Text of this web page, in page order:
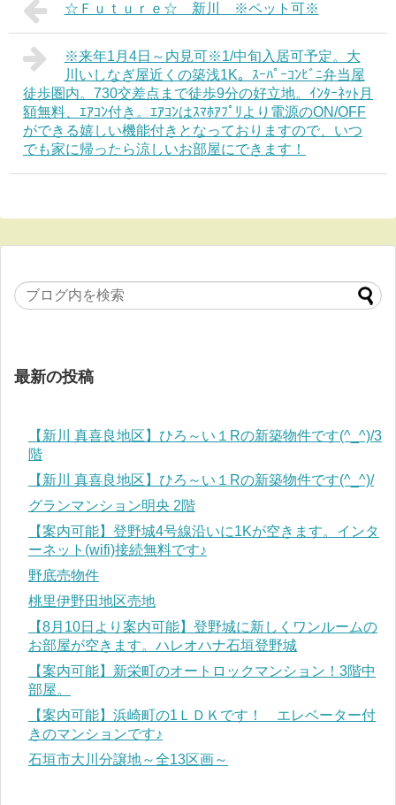
☆Ｆｕｔｕｒｅ☆ 新川 ※ペット可※
※来年1月4日～内見可※1/中旬入居可予定。大
川いしなぎ屋近くの築浅1K。ｽｰﾊﾟｰｺﾝﾋﾞﾆ弁当屋
徒歩圏内。730交差点まで徒歩9分の好立地。ｲﾝﾀｰﾈｯﾄ月
額無料、ｴｱｺﾝ付き。ｴｱｺﾝはｽﾏﾎｱﾌﾟﾘより電源のON/OFF
ができる嬉しい機能付きとなっておりますので、いつ
でも家に帰ったら涼しいお部屋にできます！
最新の投稿
【新川 真喜良地区】ひろ～い１Rの新築物件です(^_^)/3
階
【新川 真喜良地区】ひろ～い１Rの新築物件です(^_^)/
グランマンション明央 2階
【案内可能】登野城4号線沿いに1Kが空きます。インタ
ーネット(wifi)接続無料です♪
野底売物件
桃里伊野田地区売地
【8月10日より案内可能】登野城に新しくワンルームの
お部屋が空きます。ハレオハナ石垣登野城
【案内可能】新栄町のオートロックマンション！3階中
部屋。
【案内可能】浜崎町の1ＬＤＫです！ エレベーター付
きのマンションです♪
石垣市大川分譲地～全13区画～